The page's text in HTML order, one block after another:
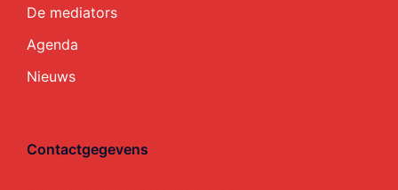
De mediators
Agenda
Nieuws
Contactgegevens